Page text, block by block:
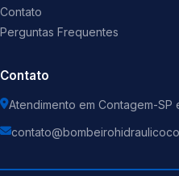
Contato
Perguntas Frequentes
Contato
Atendimento em Contagem-